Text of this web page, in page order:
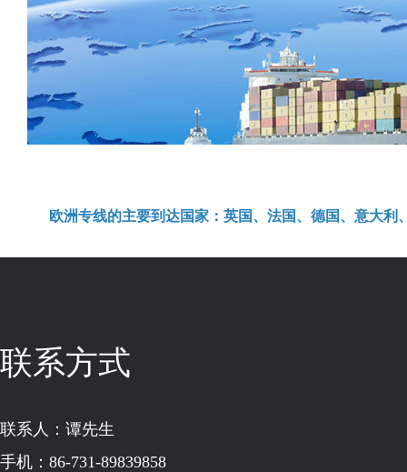
欧洲专线的主要到达国家：英国、法国、德国、意大利
联系方式
联系人：谭先生
手机：86-731-89839858